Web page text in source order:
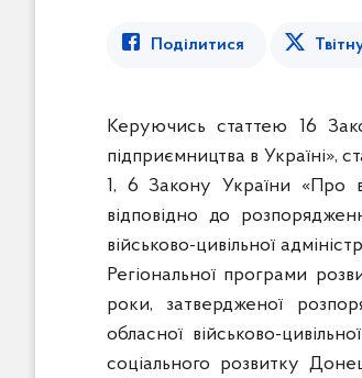
Поділитися
Керуючись статтею 16
підприємництва в Україні»,
1, 6 Закону України «Про
відповідно до
військово-цивільної
Регіональної програми
роки, затвердженої
обласної військово-
соціального розвитку